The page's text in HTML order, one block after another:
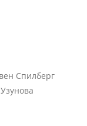
Спилберг